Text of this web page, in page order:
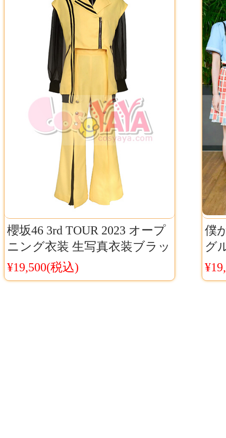
櫻坂46 3rd TOUR 2023 オープ
ニング衣装 生写真衣装ブラッ
ク、イエロー 2スタイル通販
¥19,500(税込)
僕
グ
ェ